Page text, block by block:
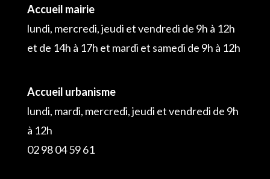
Accueil mairie
lundi, mercredi, jeudi et vendredi de 9h à 12h
et de 14h à 17h et mardi et samedi de 9h à 12h
Accueil urbanisme
lundi, mardi, mercredi, jeudi et vendredi de 9h
à 12h
02 98 04 59 61